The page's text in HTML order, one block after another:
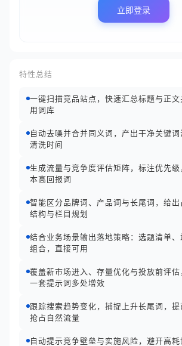
立即登录
特性总结
一键扫描竞品站点，快速汇总标题与正
用词库
自动去噪并合并同义词，产出干净关键
清洗时间
生成流量与竞争度评估矩阵，标注优先
本高回报词
智能区分品牌词、产品词与长尾词，给
结构与栏目规划
结合业务场景输出落地策略：选题清单
组合，直接可用
覆盖新市场进入、存量优化与投放前评估
一套提示词多处增效
跟踪搜索趋势变化，捕捉上升长尾词，
抢占自然流量
自动提示竞争壁垒与实施风险，避开高